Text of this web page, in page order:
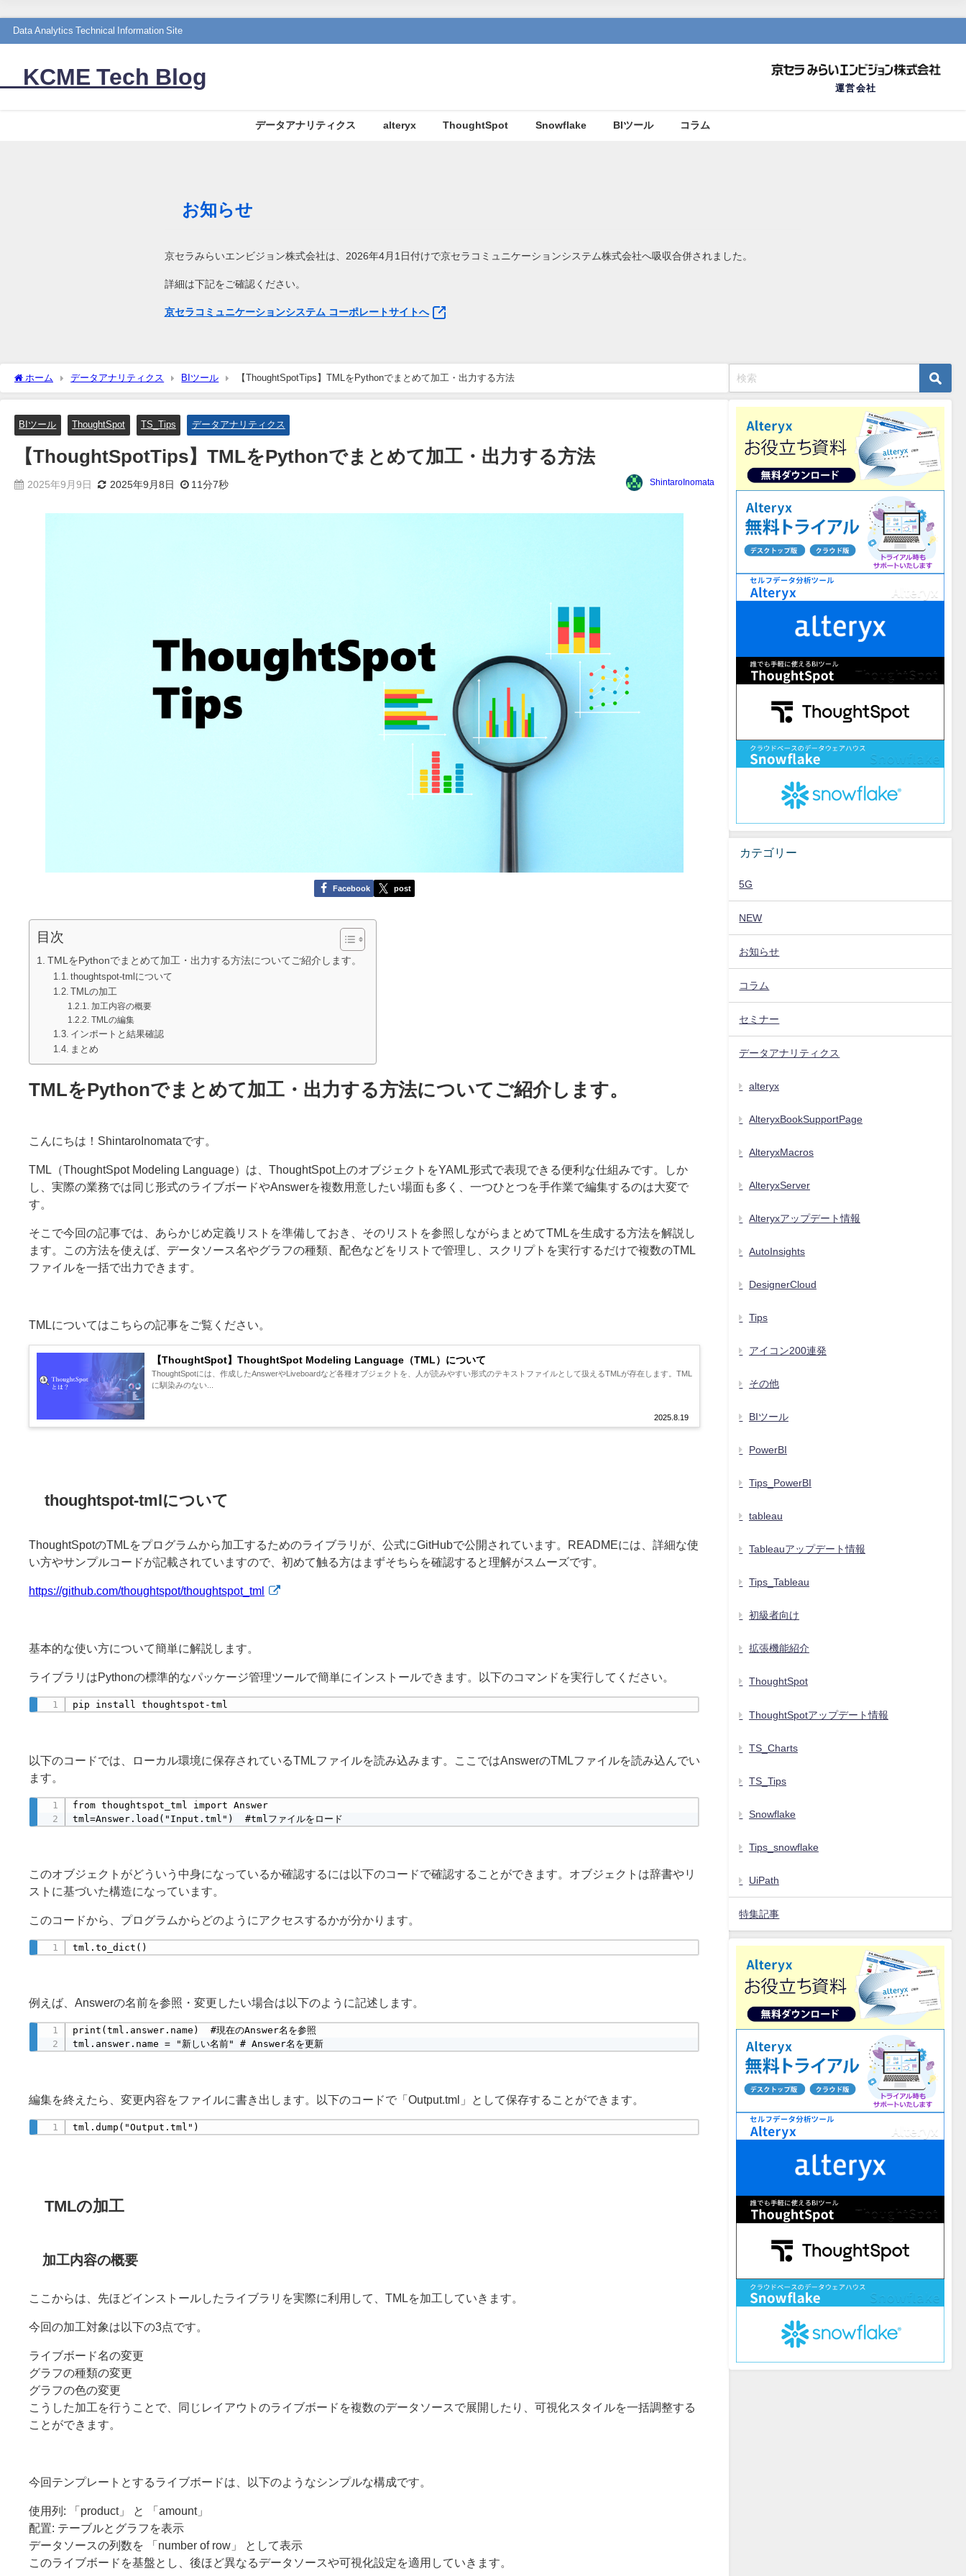
Data Analytics Technical Information Site
KCME Tech Blog 運営会社
データアナリティクス alteryx ThoughtSpot Snowflake BIツール コラム
お知らせ
京セラみらいエンビジョン株式会社は、2026年4月1日付けで京セラコミュニケーションシステム株式会社へ吸収合併されました。
詳細は下記をご確認ください。
京セラコミュニケーションシステム コーポレートサイトへ
ホーム データアナリティクス BIツール 【ThoughtSpotTips】TMLをPythonでまとめて加工・出力する方法
BIツール ThoughtSpot TS_Tips データアナリティクス
【ThoughtSpotTips】TMLをPythonでまとめて加工・出力する方法
2025年9月9日 2025年9月8日 11分7秒 ShintaroInomata
Facebook post
目次
TMLをPythonでまとめて加工・出力する方法についてご紹介します。
thoughtspot-tmlについて
TMLの加工
加工内容の概要
TMLの編集
インポートと結果確認
まとめ
TMLをPythonでまとめて加工・出力する方法についてご紹介します。
こんにちは！ShintaroInomataです。
TML（ThoughtSpot Modeling Language）は、ThoughtSpot上のオブジェクトをYAML形式で表現できる便利な仕組みです。しか
し、実際の業務では同じ形式のライブボードやAnswerを複数用意したい場面も多く、一つひとつを手作業で編集するのは大変で
す。
そこで今回の記事では、あらかじめ定義リストを準備しておき、そのリストを参照しながらまとめてTMLを生成する方法を解説し
ます。この方法を使えば、データソース名やグラフの種類、配色などをリストで管理し、スクリプトを実行するだけで複数のTML
ファイルを一括で出力できます。
TMLについてはこちらの記事をご覧ください。
【ThoughtSpot】ThoughtSpot Modeling Language（TML）について
2025.8.19
ThoughtSpotには、作成したAnswerやLiveboardなど各種オブジェクトを、人が読みやすい形式のテキストファイルとして扱えるTMLが存在します。TML
に馴染みのない...
thoughtspot-tmlについて
ThoughtSpotのTMLをプログラムから加工するためのライブラリが、公式にGitHubで公開されています。READMEには、詳細な使
い方やサンプルコードが記載されていますので、初めて触る方はまずそちらを確認すると理解がスムーズです。
https://github.com/thoughtspot/thoughtspot_tml
基本的な使い方について簡単に解説します。
ライブラリはPythonの標準的なパッケージ管理ツールで簡単にインストールできます。以下のコマンドを実行してください。
pip install thoughtspot-tml
以下のコードでは、ローカル環境に保存されているTMLファイルを読み込みます。ここではAnswerのTMLファイルを読み込んでい
ます。
from thoughtspot_tml import Answer
tml=Answer.load("Input.tml")  #tmlファイルをロード
このオブジェクトがどういう中身になっているか確認するには以下のコードで確認することができます。オブジェクトは辞書やリ
ストに基づいた構造になっています。
このコードから、プログラムからどのようにアクセスするかが分かります。
tml.to_dict()
例えば、Answerの名前を参照・変更したい場合は以下のように記述します。
print(tml.answer.name)  #現在のAnswer名を参照
tml.answer.name = "新しい名前" # Answer名を更新
編集を終えたら、変更内容をファイルに書き出します。以下のコードで「Output.tml」として保存することができます。
tml.dump("Output.tml")
TMLの加工
加工内容の概要
ここからは、先ほどインストールしたライブラリを実際に利用して、TMLを加工していきます。
今回の加工対象は以下の3点です。
ライブボード名の変更
グラフの種類の変更
グラフの色の変更
こうした加工を行うことで、同じレイアウトのライブボードを複数のデータソースで展開したり、可視化スタイルを一括調整する
ことができます。
今回テンプレートとするライブボードは、以下のようなシンプルな構成です。
使用列: 「product」 と 「amount」
配置: テーブルとグラフを表示
データソースの列数を 「number of row」 として表示
このライブボードを基盤とし、後ほど異なるデータソースや可視化設定を適用していきます。
カテゴリー
5G
NEW
お知らせ
コラム
セミナー
データアナリティクス
alteryx
AlteryxBookSupportPage
AlteryxMacros
AlteryxServer
Alteryxアップデート情報
AutoInsights
DesignerCloud
Tips
アイコン200連発
その他
BIツール
PowerBI
Tips_PowerBI
tableau
Tableauアップデート情報
Tips_Tableau
初級者向け
拡張機能紹介
ThoughtSpot
ThoughtSpotアップデート情報
TS_Charts
TS_Tips
Snowflake
Tips_snowflake
UiPath
特集記事